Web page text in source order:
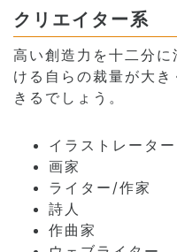
クリエイター系
高い創造力を十二分
ける自らの裁量が大
きるでしょう。
イラストレーター
画家
ライター/作家
詩人
作曲家